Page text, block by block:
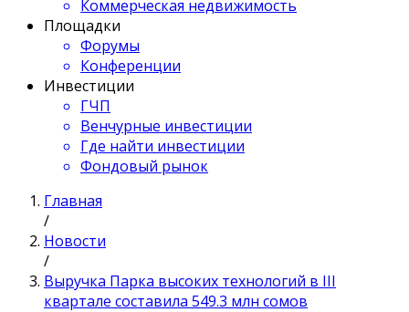
Коммерческая недвижимость
Площадки
Форумы
Конференции
Инвестиции
ГЧП
Венчурные инвестиции
Где найти инвестиции
Фондовый рынок
Главная
/
Новости
/
Выручка Парка высоких технологий в III
квартале составила 549.3 млн сомов